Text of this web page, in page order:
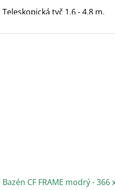
Teleskopická tyč 1,6 - 4,8 m.
Bazén CF FRAME modrý - 366